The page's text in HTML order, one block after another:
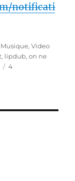
notificati
Catégories
Musique,Video
, lipdub,on ne
4